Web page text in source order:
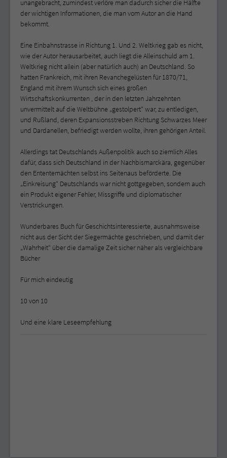
unangebracht, zumindest verlöre man dadurch sicher die Hälfte
der wichtigen Informationen, die man vom Autor an die Hand
bekommt.
Eine Einbahnstrasse in Richtung 1. Und 2. Weltkrieg gab es nicht,
wie der Autor herausarbeitet, auch liegt die Alleinschuld am 1.
Weltkrieg nicht allein (aber natürlich auch) an Deutschland. So
hatten Frankreich, mit ihren Revanchegelüsten für 1870/71,
England mit ihrem Wunsch sich eines großen
Wirtschaftskonkurrenten , der in den letzten Jahrzehnten
unvermittelt auf die Weltbühne „gestolpert“ war, zu entledigen,
und Rußland, deren Expansionsstreben Richtung Schwarzes Meer
und Dardanellen, befriedigt werden wollte, ihren gehörigen Anteil.
Allerdings tat Deutschlands Außenpolitik auch so ziemlich Alles
dafür, dass sich Deutschland in der Nachbismarckära, gegenüber
den Ententemächten selbst ins Seitenaus beförderte. Die
„Einkreisung“ Deutschlands war nicht gottgegeben, sondern auch
ein Produkt eigener Fehler, Missgriffe und diplomatischer
Verstrickungen.
Wunderbares Buch für Geschichtsinteressierte, ausnahmsweise
nicht aus der Sicht der Siegermächte geschrieben, und damit der
„Wahrheit“ über die damalige Zeit sicher näher als vergleichbare
Bücher
Für mich eindeutig
10 von 10
Und eine klare Leseempfehlung